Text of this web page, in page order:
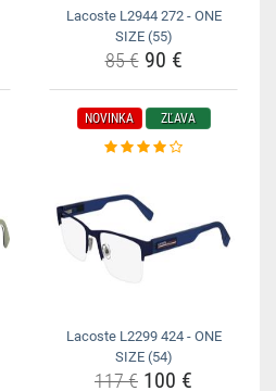
Lacoste L2944 272 - ONE
SIZE (55)
85 €90 €
NOVINKA ZĽAVA
Lacoste L2299 424 - ONE
SIZE (54)
117 € 100 €